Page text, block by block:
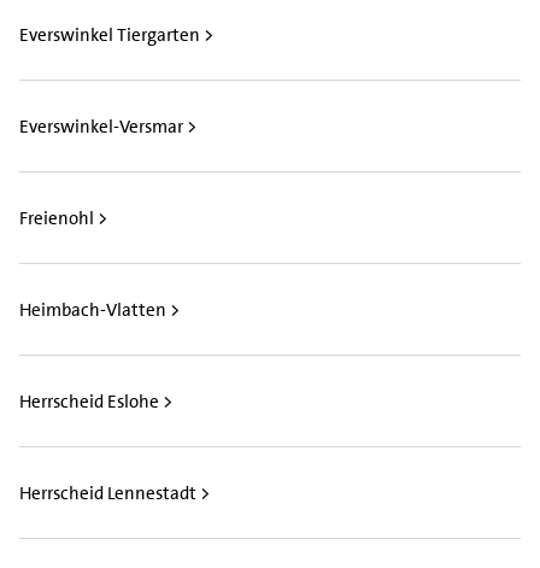
Everswinkel Tiergarten >
Everswinkel-Versmar >
Freienohl >
Heimbach-Vlatten >
Herrscheid Eslohe >
Herrscheid Lennestadt >